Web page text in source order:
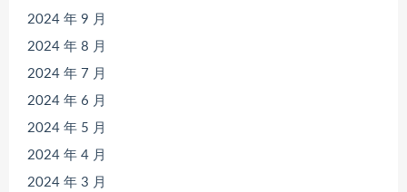
2024 年 9 月
2024 年 8 月
2024 年 7 月
2024 年 6 月
2024 年 5 月
2024 年 4 月
2024 年 3 月